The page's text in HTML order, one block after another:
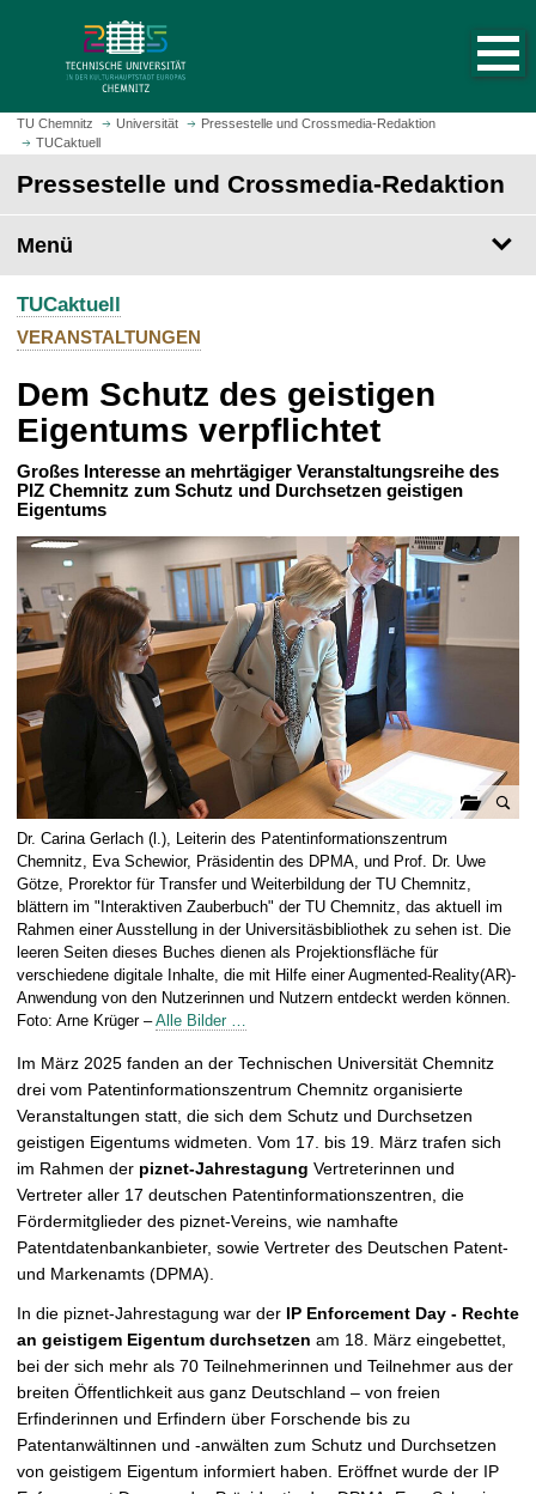
m
H
t
s
i
e
a
u
f
r
u
f
e
TU Chemnitz Universität
Pressestelle und Crossmedia-Redaktion
TUCaktuell
Pressestelle und Crossmedia-Redaktion
Menü
TUCaktuell
VERANSTALTUNGEN
Dem Schutz des geistigen
Eigentums verpflichtet
Großes Interesse an mehrtägiger Veranstaltungsreihe des
PIZ Chemnitz zum Schutz und Durchsetzen geistigen
Eigentums
G
a
l
e
r
e
f
n
e
n
Dr. Carina Gerlach (l.), Leiterin des Patentinformationszentrum
Chemnitz, Eva Schewior, Präsidentin des DPMA, und Prof. Dr. Uwe
Götze, Prorektor für Transfer und Weiterbildung der TU Chemnitz,
blättern im "Interaktiven Zauberbuch" der TU Chemnitz, das aktuell im
Rahmen einer Ausstellung in der Universitäsbibliothek zu sehen ist. Die
leeren Seiten dieses Buches dienen als Projektionsfläche für
verschiedene digitale Inhalte, die mit Hilfe einer Augmented-Reality(AR)-
Anwendung von den Nutzerinnen und Nutzern entdeckt werden können.
Foto: Arne Krüger –Alle Bilder …
Im März 2025 fanden an der Technischen Universität Chemnitz
drei vom Patentinformationszentrum Chemnitz organisierte
Veranstaltungen statt, die sich dem Schutz und Durchsetzen
geistigen Eigentums widmeten. Vom 17. bis 19. März trafen sich
im Rahmen der piznet-Jahrestagung Vertreterinnen und
Vertreter aller 17 deutschen Patentinformationszentren, die
Fördermitglieder des piznet-Vereins, wie namhafte
Patentdatenbankanbieter, sowie Vertreter des Deutschen Patent-
und Markenamts (DPMA).
In die piznet-Jahrestagung war der IP Enforcement Day - Rechte
an geistigem Eigentum durchsetzen am 18. März eingebettet,
bei der sich mehr als 70 Teilnehmerinnen und Teilnehmer aus der
breiten Öffentlichkeit aus ganz Deutschland – von freien
Erfinderinnen und Erfindern über Forschende bis zu
Patentanwältinnen und -anwälten zum Schutz und Durchsetzen
von geistigem Eigentum informiert haben. Eröffnet wurde der IP